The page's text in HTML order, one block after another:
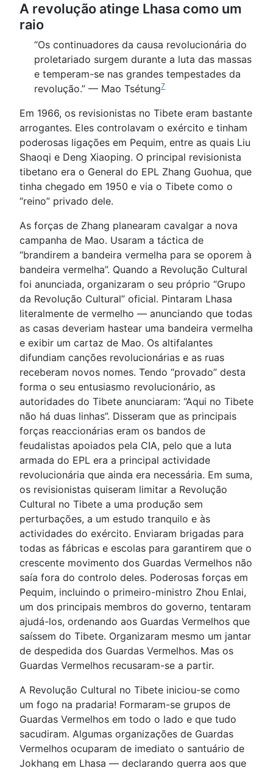
A revolução atinge Lhasa como um
raio
“Os continuadores da causa revolucionária do
proletariado surgem durante a luta das massas
e temperam-se nas grandes tempestades da
revolução.” — Mao Tsétung7
Em 1966, os revisionistas no Tibete eram bastante
arrogantes. Eles controlavam o exército e tinham
poderosas ligações em Pequim, entre as quais Liu
Shaoqi e Deng Xiaoping. O principal revisionista
tibetano era o General do EPL Zhang Guohua, que
tinha chegado em 1950 e via o Tibete como o
“reino” privado dele.
As forças de Zhang planearam cavalgar a nova
campanha de Mao. Usaram a táctica de
“brandirem a bandeira vermelha para se oporem à
bandeira vermelha”. Quando a Revolução Cultural
foi anunciada, organizaram o seu próprio “Grupo
da Revolução Cultural” oficial. Pintaram Lhasa
literalmente de vermelho — anunciando que todas
as casas deveriam hastear uma bandeira vermelha
e exibir um cartaz de Mao. Os altifalantes
difundiam canções revolucionárias e as ruas
receberam novos nomes. Tendo “provado” desta
forma o seu entusiasmo revolucionário, as
autoridades do Tibete anunciaram: “Aqui no Tibete
não há duas linhas”. Disseram que as principais
forças reaccionárias eram os bandos de
feudalistas apoiados pela CIA, pelo que a luta
armada do EPL era a principal actividade
revolucionária que ainda era necessária. Em suma,
os revisionistas quiseram limitar a Revolução
Cultural no Tibete a uma produção sem
perturbações, a um estudo tranquilo e às
actividades do exército. Enviaram brigadas para
todas as fábricas e escolas para garantirem que o
crescente movimento dos Guardas Vermelhos não
saía fora do controlo deles. Poderosas forças em
Pequim, incluindo o primeiro-ministro Zhou Enlai,
um dos principais membros do governo, tentaram
ajudá-los, ordenando aos Guardas Vermelhos que
saíssem do Tibete. Organizaram mesmo um jantar
de despedida dos Guardas Vermelhos. Mas os
Guardas Vermelhos recusaram-se a partir.
A Revolução Cultural no Tibete iniciou-se como
um fogo na pradaria! Formaram-se grupos de
Guardas Vermelhos em todo o lado e que tudo
sacudiram. Algumas organizações de Guardas
Vermelhos ocuparam de imediato o santuário de
Jokhang em Lhasa — declarando guerra aos que